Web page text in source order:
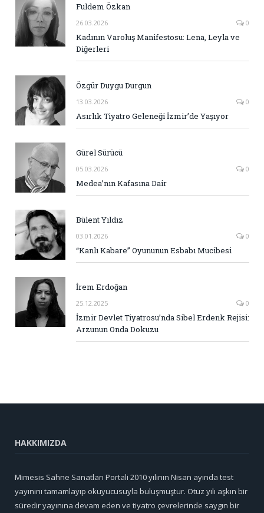
Fuldem Özkan
26.03.2026 0
Kadının Varoluş Manifestosu: Lena, Leyla ve
Diğerleri
Özgür Duygu Durgun
13.03.2026 0
Asırlık Tiyatro Geleneği İzmir’de Yaşıyor
Gürel Sürücü
05.03.2026 0
Medea’nın Kafasına Dair
Bülent Yıldız
03.01.2026 0
“Kanlı Kabare” Oyununun Esbabı Mucibesi
İrem Erdoğan
25.12.2025 0
İzmir Devlet Tiyatrosu’nda Sibel Erdenk Rejisi:
Arzunun Onda Dokuzu
HAKKIMIZDA
Mimesis Sahne Sanatları Portali 2010 yılının Nisan ayında test
yayınını tamamlayıp okuyucusuyla buluşmuştur. Otuz yılı aşkın bir
süredir yayınına devam eden ve tiyatro çevrelerinde saygın bir